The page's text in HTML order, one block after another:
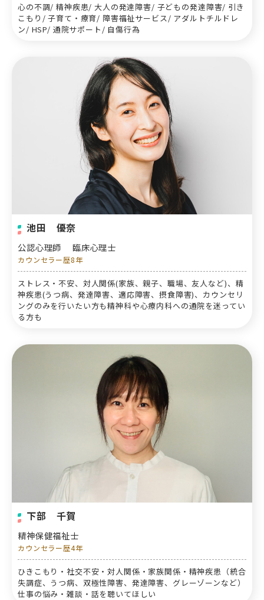
心の不調/ 精神疾患/ 大人の発達障害/ 子どもの発達障害/ 引き
こもり/ 子育て・療育/ 障害福祉サービス/ アダルトチルドレ
ン/ HSP/ 通院サポート/ 自傷行為
池田 優奈
公認心理師 臨床心理士
カウンセラー歴8年
ストレス・不安、対人関係(家族、親子、職場、友人など)、精
神疾患(うつ病、発達障害、適応障害、摂食障害)、カウンセリ
ングのみを行いたい方も精神科や心療内科への通院を迷ってい
る方も
下部 千賀
精神保健福祉士
カウンセラー歴4年
ひきこもり・社交不安・対人関係・家族関係・精神疾患（統合
失調症、うつ病、双極性障害、発達障害、グレーゾーンなど）
仕事の悩み・雑談・話を聴いてほしい